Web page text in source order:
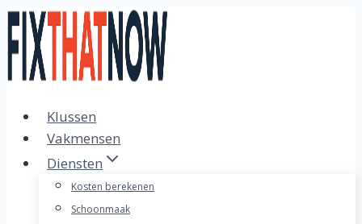
Doorgaan
naar
inhoud
Klussen
Vakmensen
Diensten
Kosten berekenen
Schoonmaak